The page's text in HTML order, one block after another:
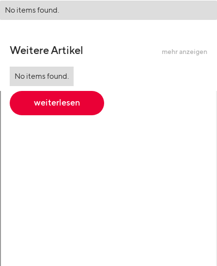
No items found.
Weitere Artikel mehr anzeigen
No items found.
weiterlesen